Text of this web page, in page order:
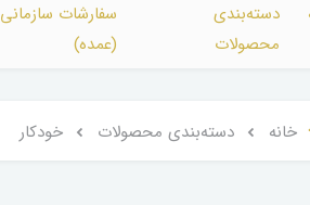
دسته‌بندی‌
محصولات
سفارشات سازمانی
(عمده)
خانه دسته‌بندی‌ محصولات خودکار